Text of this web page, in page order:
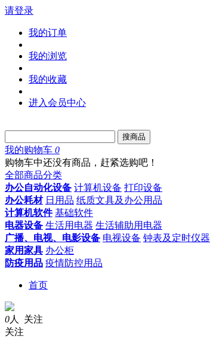
请登录
我的订单
我的浏览
我的收藏
进入会员中心
搜商品
我的购物车 0
购物车中还没有商品，赶紧选购吧！
全部商品分类
办公自动化设备 计算机设备 打印设备
办公耗材 日用品 纸质文具及办公用品
计算机软件 基础软件
电器设备 生活用电器 生活辅助用电器
广播、电视、电影设备 电视设备 钟表及定时仪器
家用家具 办公柜
防疫用品 疫情防控用品
首页
0人 关注
关注